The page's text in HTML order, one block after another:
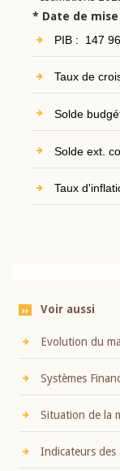
* Date de mise
PIB : 147
Taux de
Solde
Solde ext.
Taux
Voir aussi
Evolution du
Systèmes
Situation de la
Indicateurs des